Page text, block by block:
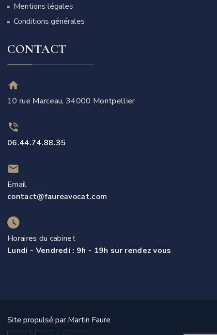
Mentions légales
Conditions générales
CONTACT
10 rue Marceau, 34000 Montpellier
06.44.74.88.35
Email
contact@faureavocat.com
Horaires du cabinet
Lundi - Vendredi : 9h - 19h sur rendez vous
Site propulsé par Martin Faure.